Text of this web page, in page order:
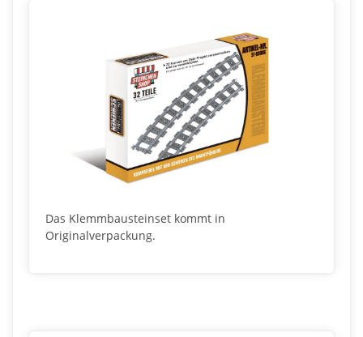
Das Klemmbausteinset kommt in
Originalverpackung.